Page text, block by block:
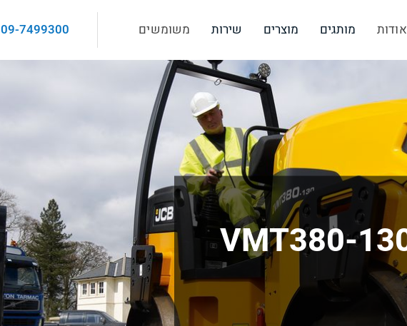
אודות מותגים מוצרים שירות משומשים 09-7499300